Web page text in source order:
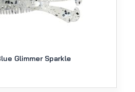
Glimmer Sparkle